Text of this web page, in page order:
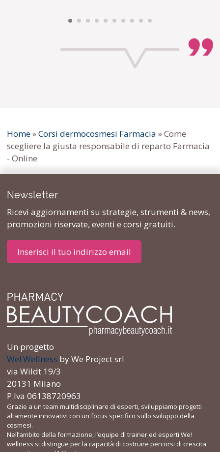
Home»Corsi dermocosmesi Farmacia »Come
scegliere la giusta responsabile di reparto Farmacia
- Online
Un progetto
We! Wellness by We Project srl
via Wildt 19/3
20131 Milano
P.Iva 06138720963
Grazie a un team multidisciplinare di esperti, sviluppiamo progetti
altamente innovativi con un focus specifico sullo sviluppo della
cosmesi.
Nell’ambito della formazione, l’equipe di trainer ed esperti We!
wellness si distingue per la capacità di costruire percorsi di crescita
concreti e spendibili sul campo.
Newsletter
Ricevi aggiornamenti su strategie, strumenti & news,
promozioni riservate, eventi e corsi gratuiti.
Inserisci il tuo indirizzo email